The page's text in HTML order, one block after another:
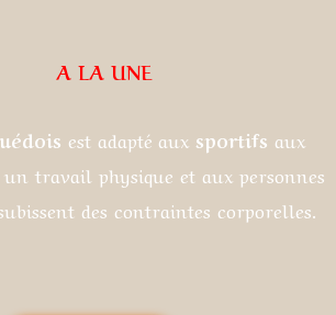
A LA UNE
est adapté aux sportifs aux
travail physique et aux personnes
des contraintes corporelles.